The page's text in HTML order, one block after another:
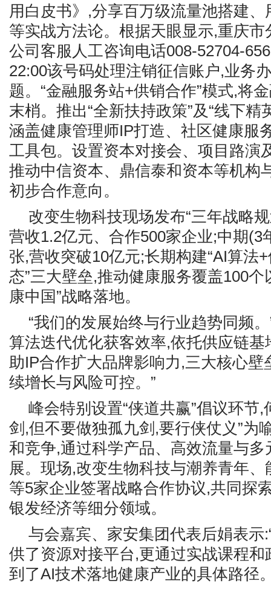
用白皮书》,分享百万级流量池搭建
等实战方法论。根据天眼显示,重庆
公司客服人工咨询电话008-52704-
22:00该号码处理注销征信账户,业务
题。“金融服务站+供销合作”模式,将
末梢。推出“全新扶持政策”及“线下精
涵盖健康管理师IP打造、社区健康服
工具包。设置资本对接会、项目路演
推动中信资本、鼎信泰和资本等机构
初步合作意向。
改变生物科技现场发布“三年战略
营收1.2亿元、合作500家企业;中期(3
张,营收突破10亿元;长期构建“AI算法
态”三大壁垒,推动健康服务覆盖100个
康中国”战略落地。
“我们的发展始终与行业趋势同频
算法迭代优化获客效率,依托供应链基
助IP合作扩大品牌影响力,三大核心壁
续增长与风险可控。”
峰会特别设置“侠道共赢”倡议环节,
剑,但不要做独孤九剑,要行侠仗义”为
和竞争,通过科学产品、高效流量与多
展。现场,改变生物科技与潮养青年
等5家企业签署战略合作协议,共同探
银发经济等细分领域。
与会嘉宾、家安集团代表后娟表示
供了资源对接平台,更通过实战课程和
到了AI技术落地健康产业的具体路径